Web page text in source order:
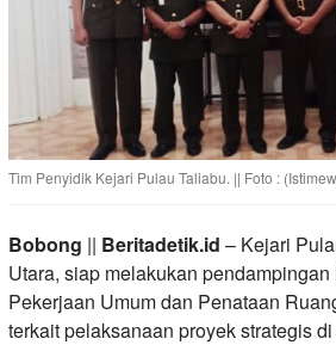
Tim Penyidik Kejari Pulau Taliabu. || Foto :
Bobong || Beritadetik.id – Kejari
Utara, siap melakukan
Pekerjaan Umum dan Penataan
terkait pelaksanaan proyek strategis